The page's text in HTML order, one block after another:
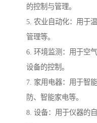
的控制与管理。
5. 农业自动化：用于
管理等。
6. 环境监测：用于空
设备的控制。
7. 家用电器：用于智
防、智能家电等。
8. 设备：用于仪器的